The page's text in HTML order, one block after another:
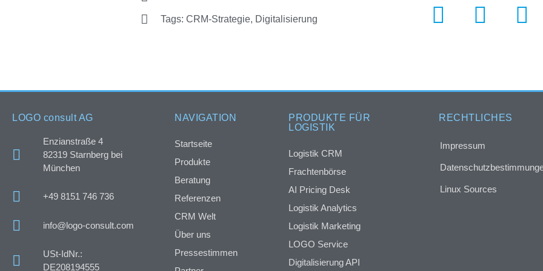
Tags: CRM-Strategie, Digitalisierung
LOGO consult AG
Enzianstraße 4
82319 Starnberg bei
München
+49 8151 746 736
info@logo-consult.com
USt-IdNr.:
DE208194555
NAVIGATION
Startseite
Produkte
Beratung
Referenzen
CRM Welt
Über uns
Pressestimmen
PRODUKTE FÜR
LOGISTIK
Logistik CRM
Frachtenbörse
AI Pricing Desk
Logistik Analytics
Logistik Marketing
LOGO Service
Digitalisierung API
RECHTLICHES
Impressum
Linux Sources